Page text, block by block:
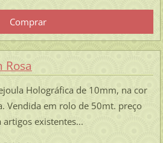
Rosa
Holográfica de 10mm, na cor
Vendida em rolo de 50mt. preço
artigos existentes...